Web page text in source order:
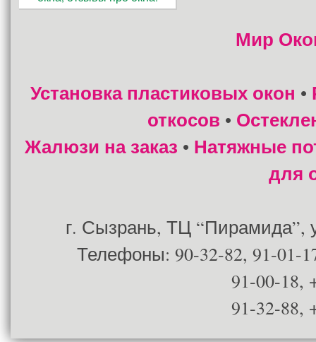
Мир
Установка пластиковых окон •
откосов •
Жалюзи на заказ • Натяжные
для
г. Сызрань, ТЦ “Пирамида”,
Телефоны: 90-32-82, 91-01-
91-00-18,
91-32-88,